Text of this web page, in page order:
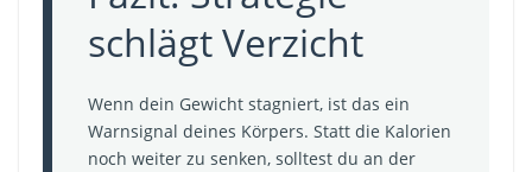
schlägt Verzicht
Wenn dein Gewicht stagniert, ist das ein
Warnsignal deines Körpers. Statt die Kalorien
noch weiter zu senken, solltest du an der